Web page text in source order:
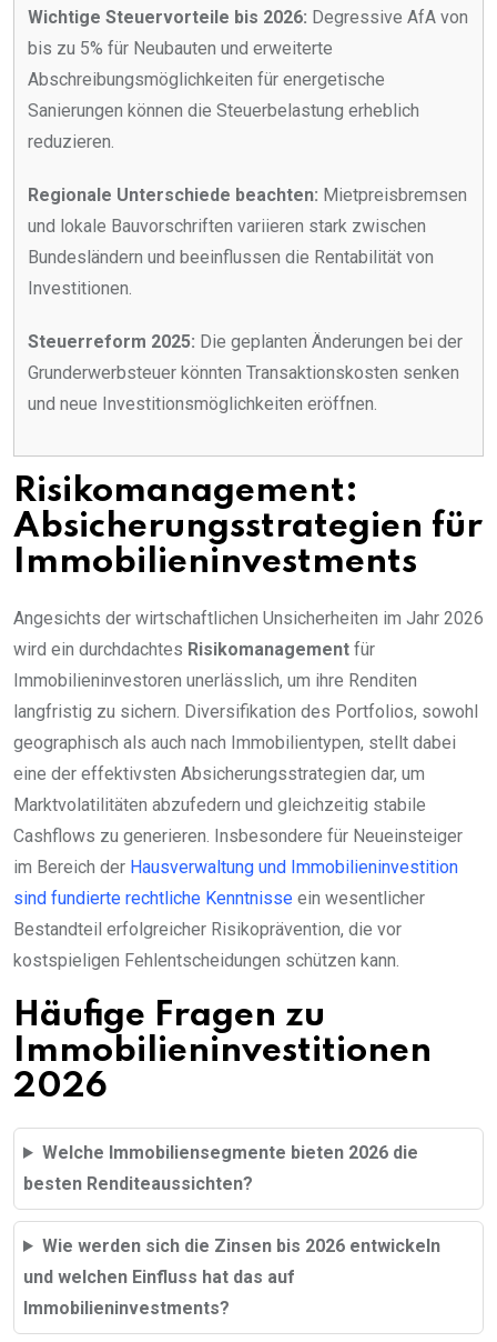
Wichtige Steuervorteile bis 2026: Degressive AfA von
bis zu 5% für Neubauten und erweiterte
Abschreibungsmöglichkeiten für energetische
Sanierungen können die Steuerbelastung erheblich
reduzieren.
Regionale Unterschiede beachten: Mietpreisbremsen
und lokale Bauvorschriften variieren stark zwischen
Bundesländern und beeinflussen die Rentabilität von
Investitionen.
Steuerreform 2025: Die geplanten Änderungen bei der
Grunderwerbsteuer könnten Transaktionskosten senken
und neue Investitionsmöglichkeiten eröffnen.
Risikomanagement:
Absicherungsstrategien für
Immobilieninvestments
Angesichts der wirtschaftlichen Unsicherheiten im Jahr 2026
wird ein durchdachtes Risikomanagement für
Immobilieninvestoren unerlässlich, um ihre Renditen
langfristig zu sichern. Diversifikation des Portfolios, sowohl
geographisch als auch nach Immobilientypen, stellt dabei
eine der effektivsten Absicherungsstrategien dar, um
Marktvolatilitäten abzufedern und gleichzeitig stabile
Cashflows zu generieren. Insbesondere für Neueinsteiger
im Bereich der Hausverwaltung und Immobilieninvestition
sind fundierte rechtliche Kenntnisse ein wesentlicher
Bestandteil erfolgreicher Risikoprävention, die vor
kostspieligen Fehlentscheidungen schützen kann.
Häufige Fragen zu
Immobilieninvestitionen
2026
Welche Immobiliensegmente bieten 2026 die
besten Renditeaussichten?
Wie werden sich die Zinsen bis 2026 entwickeln
und welchen Einfluss hat das auf
Immobilieninvestments?